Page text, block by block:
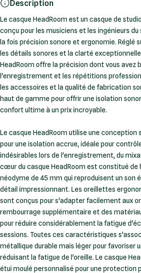
Description
Le casque HeadRoom est un casque de
conçu pour les musiciens et les ingénieurs du
la fois précision sonore et ergonomie. Réglé
les détails sonores et la clarté
HeadRoom offre la précision dont vous avez
l'enregistrement et les répétitions
les accessoires et la qualité de fabrication
haut de gamme pour offrir une isolation
confort ultime à un prix incroyable.
Le casque HeadRoom utilise une conception
pour une isolation accrue, idéale pour
indésirables lors de l'enregistrement, du
cœur du casque HeadRoom est constitué de
néodyme de 45 mm qui reproduisent un son
détail impressionnant. Les oreillettes
sont conçus pour s'adapter facilement aux
rembourrage supplémentaire et des
pour réduire considérablement la fatigue
sessions. Toutes ces caractéristiques
métallique durable mais léger pour favoriser
réduisant la fatigue de l'oreille. Le casque
étui moulé personnalisé pour une protection